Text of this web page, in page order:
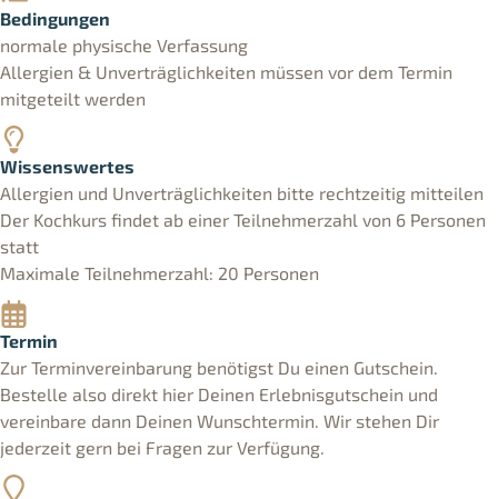
Bedingungen
normale physische Verfassung
Allergien & Unverträglichkeiten müssen vor dem Termin
mitgeteilt werden
Wissenswertes
Allergien und Unverträglichkeiten bitte rechtzeitig mitteilen
Der Kochkurs findet ab einer Teilnehmerzahl von 6 Personen
statt
Maximale Teilnehmerzahl: 20 Personen
Termin
Zur Terminvereinbarung benötigst Du einen Gutschein.
Bestelle also direkt hier Deinen Erlebnisgutschein und
vereinbare dann Deinen Wunschtermin. Wir stehen Dir
jederzeit gern bei Fragen zur Verfügung.